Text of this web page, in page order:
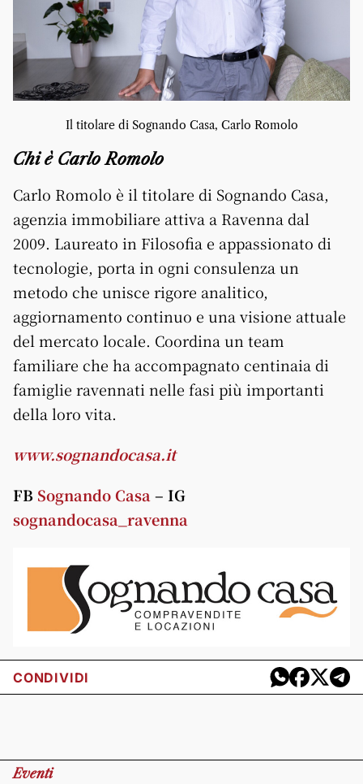
Il titolare di Sognando Casa, Carlo Romolo
Chi è Carlo Romolo
Carlo Romolo è il titolare di Sognando Casa,
agenzia immobiliare attiva a Ravenna dal
2009. Laureato in Filosofia e appassionato di
tecnologie, porta in ogni consulenza un
metodo che unisce rigore analitico,
aggiornamento continuo e una visione attuale
del mercato locale. Coordina un team
familiare che ha accompagnato centinaia di
famiglie ravennati nelle fasi più importanti
della loro vita.
www.sognandocasa.it
FB Sognando Casa – IG
sognandocasa_ravenna
CONDIVIDI
Eventi